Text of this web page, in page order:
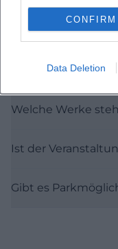
CONFIRM
Data Deletion
Wo findet das
Was kostet ein
Welche Werke
Ist der
Gibt es